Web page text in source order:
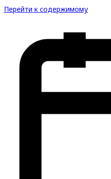
Перейти к содержимому